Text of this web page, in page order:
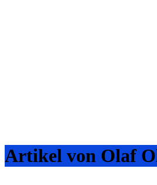
Artikel von Olaf